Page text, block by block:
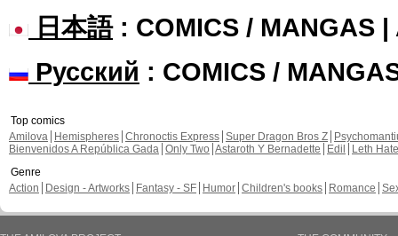
日本語: COMICS / MANGAS |
Русский : COMICS /
Top comics
Amilova
Hemispheres Chronoctis Express Super Dragon Bros Z
Bienvenidos A República Gada Only Two Astaroth Y Bernadette Edil
Leth Hate
Genre
Action
Design - Artworks Fantasy - SF Humor Children's books Romance